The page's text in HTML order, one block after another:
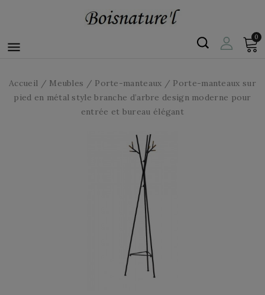

0
Accueil Meubles Porte-manteaux
Porte-manteaux sur
pied en métal style branche d’arbre design moderne pour
entrée et bureau élégant